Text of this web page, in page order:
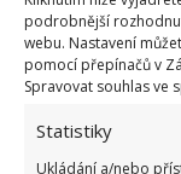
podrobnější
webu. Nastavení
pomocí přepínačů v
Spravovat souhlas ve
Statistiky
Ukládání a/nebo
Nakapejte
umístěte jej na
lepicí páskou
Vybírat